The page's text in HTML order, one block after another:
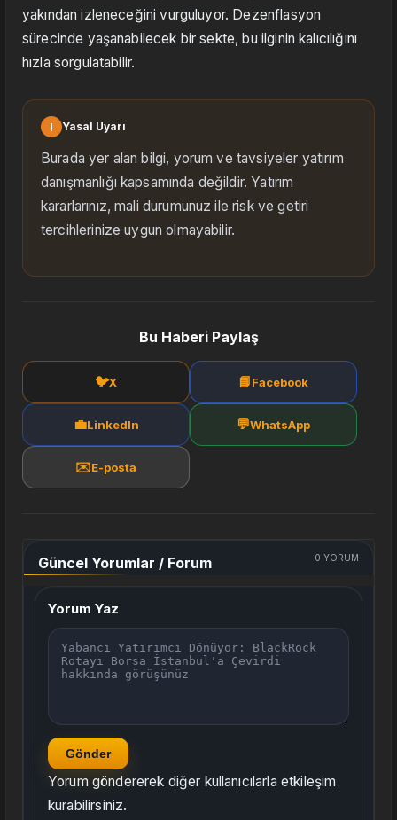
yakından izleneceğini vurguluyor. Dezenflasyon
sürecinde yaşanabilecek bir sekte, bu ilginin kalıcılığını
hızla sorgulatabilir.
! Yasal Uyarı
Burada yer alan bilgi, yorum ve tavsiyeler yatırım
danışmanlığı kapsamında değildir. Yatırım
kararlarınız, mali durumunuz ile risk ve getiri
tercihlerinize uygun olmayabilir.
Bu Haberi Paylaş
🐦X 📘Facebook
💼LinkedIn 💬WhatsApp
✉️E-posta
Güncel Yorumlar / Forum 0 YORUM
Yorum Yaz
Gönder
Yorum göndererek diğer kullanıcılarla etkileşim
kurabilirsiniz.